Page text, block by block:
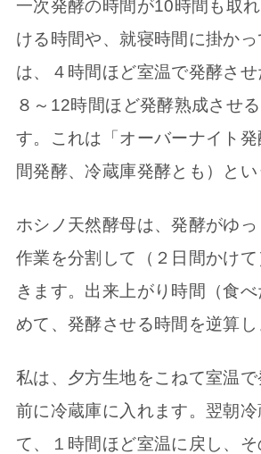
一次発酵の時間が10時間も取
ける時間や、就寝時間に掛かっ
は、４時間ほど室温で発酵さ
８～12時間ほど発酵熟成させ
す。これは「オーバーナイト
間発酵、冷蔵庫発酵とも）とい
ホシノ天然酵母は、発酵がゆっ
作業を分割して（２日間かけ
きます。出来上がり時間（食
めて、発酵させる時間を逆算し
私は、夕方生地をこねて室温
前に冷蔵庫に入れます。翌朝冷
て、１時間ほど室温に戻し、